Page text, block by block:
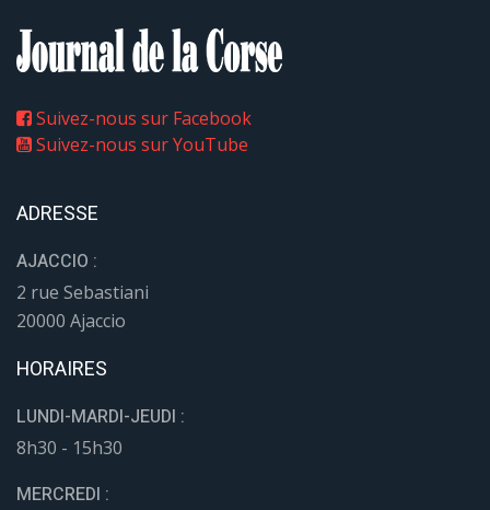
Suivez-nous sur Facebook
Suivez-nous sur YouTube
ADRESSE
AJACCIO :
2 rue Sebastiani
20000 Ajaccio
HORAIRES
LUNDI-MARDI-JEUDI :
8h30 - 15h30
MERCREDI :